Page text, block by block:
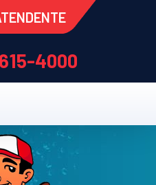
4000